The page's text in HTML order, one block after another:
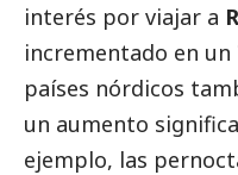
interés por viajar a
incrementado en un
países nórdicos
un aumento
ejemplo, las